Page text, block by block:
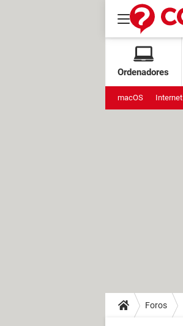
Ordenadores
macOS Internet
Foros